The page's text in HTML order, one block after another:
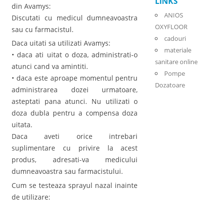
din Avamys:
Discutati cu medicul dumneavoastra
sau cu farmacistul.
Daca uitati sa utilizati Avamys:
• daca ati uitat o doza, administrati-o
atunci cand va amintiti.
• daca este aproape momentul pentru
administrarea dozei urmatoare,
asteptati pana atunci. Nu utilizati o
doza dubla pentru a compensa doza
uitata.
Daca aveti orice intrebari
suplimentare cu privire la acest
produs, adresati-va medicului
dumneavoastra sau farmacistului.
Cum se testeaza sprayul nazal inainte
de utilizare:
ANIOS
OXYFLOOR
cadouri
materiale
sanitare online
Pompe
Dozatoare